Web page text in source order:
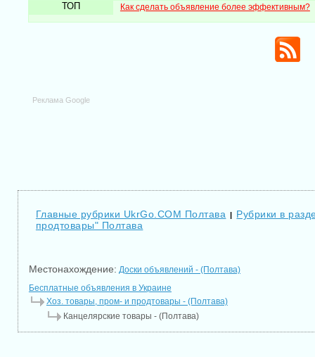
ТОП Как сделать объявление более эффективным?
Реклама Google
Главные рубрики UkrGo.COM Полтава | Рубрики в
продтовары" Полтава
Местонахождение: Доски объявлений - (Полтава)
Бесплатные объявления в Украине
Хоз. товары, пром- и продтовары - (Полтава)
Канцелярские товары - (Полтава)